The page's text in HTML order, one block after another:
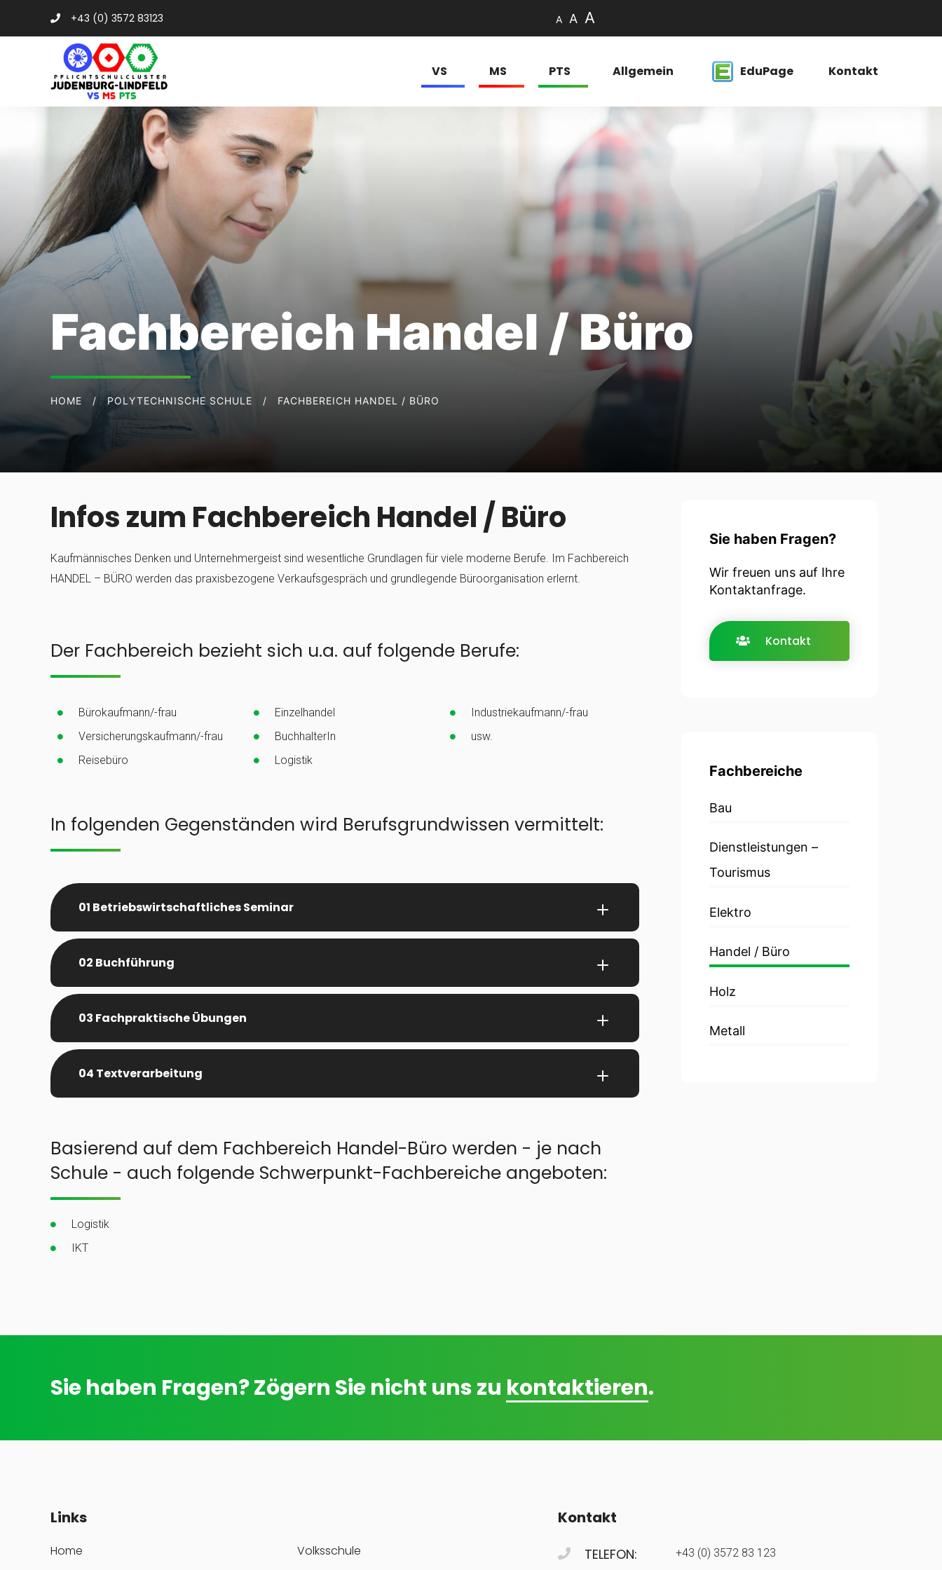
+43 (0) 3572 83123 A A A
VS MS PTS Allgemein EduPage Kontakt
Fachbereich Handel / Büro
HOME POLYTECHNISCHE SCHULE FACHBEREICH HANDEL / BÜRO
Infos zum Fachbereich Handel / Büro
Kaufmännisches Denken und Unternehmergeist sind wesentliche Grundlagen für viele moderne Berufe. Im Fachbereich
HANDEL – BÜRO werden das praxisbezogene Verkaufsgespräch und grundlegende Büroorganisation erlernt.
Der Fachbereich bezieht sich u.a. auf folgende Berufe:
Bürokaufmann/-frau
Versicherungskaufmann/-frau
Reisebüro
Einzelhandel
BuchhalterIn
Logistik
Industriekaufmann/-frau
usw.
In folgenden Gegenständen wird Berufsgrundwissen vermittelt:
01 Betriebswirtschaftliches Seminar
02 Buchführung
03 Fachpraktische Übungen
04 Textverarbeitung
Basierend auf dem Fachbereich Handel-Büro werden - je nach
Schule - auch folgende Schwerpunkt-Fachbereiche angeboten:
Logistik
IKT
Sie haben Fragen?
Wir freuen uns auf Ihre
Kontaktanfrage.
Kontakt
Fachbereiche
Bau
Dienstleistungen –
Tourismus
Elektro
Handel / Büro
Holz
Metall
Sie haben Fragen? Zögern Sie nicht uns zu kontaktieren.
Links
Home
Volksschule
Kontakt
TELEFON: +43 (0) 3572 83 123